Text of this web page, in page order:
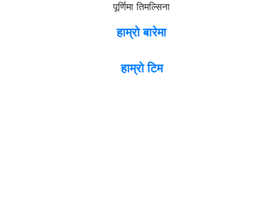
पूर्णिमा तिमल्सिना
हाम्रो बारेमा
हाम्रो टिम